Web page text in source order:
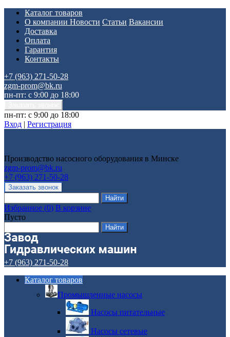
Каталог товаров
О компании Новости Статьи Вакансии
Доставка
Оплата
Гарантия
Контакты
+7 (963) 271-50-28
zgm-prom@bk.ru
пн-пт: с 9:00 до 18:00
пн-пт: с 9:00 до 18:00
Вход | Регистрация
Производство насосного оборудования в Минске
zgm-prom@bk.ru
+7 (963) 271-50-28
Избранное (0) В корзине
Пусто
+7 (963) 271-50-28
Каталог товаров
Промышленные насосы
Насосы питательные
Насосы сетевые